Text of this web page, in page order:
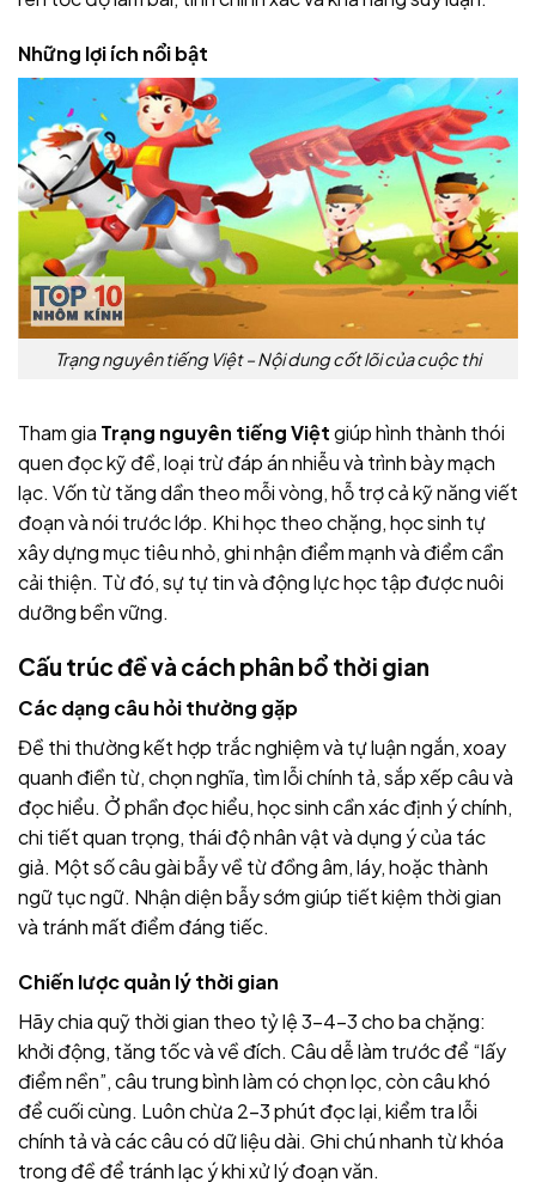
Những lợi ích nổi bật
Trạng nguyên tiếng Việt – Nội dung cốt lõi của cuộc thi
Tham gia Trạng nguyên tiếng Việtgiúp hình thành thói
quen đọc kỹ đề, loại trừ đáp án nhiễu và trình bày mạch
lạc. Vốn từ tăng dần theo mỗi vòng, hỗ trợ cả kỹ năng viết
đoạn và nói trước lớp. Khi học theo chặng, học sinh tự
xây dựng mục tiêu nhỏ, ghi nhận điểm mạnh và điểm cần
cải thiện. Từ đó, sự tự tin và động lực học tập được nuôi
dưỡng bền vững.
Cấu trúc đề và cách phân bổ thời gian
Các dạng câu hỏi thường gặp
Đề thi thường kết hợp trắc nghiệm và tự luận ngắn, xoay
quanh điền từ, chọn nghĩa, tìm lỗi chính tả, sắp xếp câu và
đọc hiểu. Ở phần đọc hiểu, học sinh cần xác định ý chính,
chi tiết quan trọng, thái độ nhân vật và dụng ý của tác
giả. Một số câu gài bẫy về từ đồng âm, láy, hoặc thành
ngữ tục ngữ. Nhận diện bẫy sớm giúp tiết kiệm thời gian
và tránh mất điểm đáng tiếc.
Chiến lược quản lý thời gian
Hãy chia quỹ thời gian theo tỷ lệ 3–4–3 cho ba chặng:
khởi động, tăng tốc và về đích. Câu dễ làm trước để “lấy
điểm nền”, câu trung bình làm có chọn lọc, còn câu khó
để cuối cùng. Luôn chừa 2–3 phút đọc lại, kiểm tra lỗi
chính tả và các câu có dữ liệu dài. Ghi chú nhanh từ khóa
trong đề để tránh lạc ý khi xử lý đoạn văn.